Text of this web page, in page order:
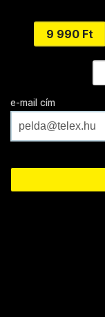
9 990 Ft
e-mail cím